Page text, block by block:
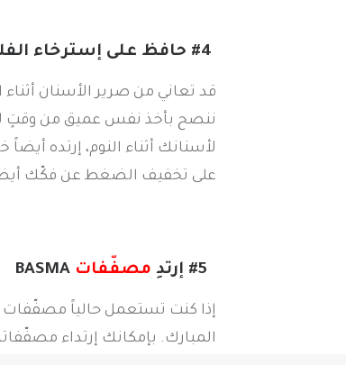
حافظ على إسترخاء
قد تعاني من صرير الأسنان
ننصح بأخذ نفس عميق من وقتٍ
لأسنانك أثناء النوم، إرتده
على تخفيف الضغط عن فكّك
إرتدِ مصفّفات